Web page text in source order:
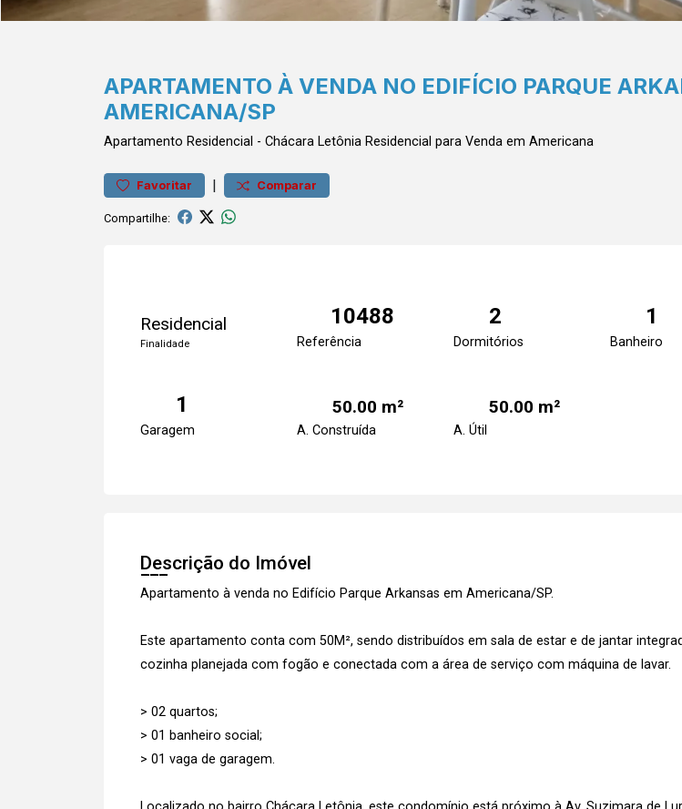
APARTAMENTO À VENDA NO EDIFÍCIO PARQUE
AMERICANA/SP
Apartamento Residencial - Chácara Letônia Residencial para Venda em Americana
Favoritar | Comparar
Compartilhe:
Residencial
Finalidade
10488
Referência
2
Dormitórios
1
Banheiro
1
Garagem
50.00 m²
A. Construída
50.00 m²
A. Útil
Descrição do Imóvel
Apartamento à venda no Edifício Parque Arkansas em Americana/SP.
Este apartamento conta com 50M², sendo distribuídos em sala de estar e de jantar
cozinha planejada com fogão e conectada com a área de serviço com máquina de lavar.
> 02 quartos;
> 01 banheiro social;
> 01 vaga de garagem.